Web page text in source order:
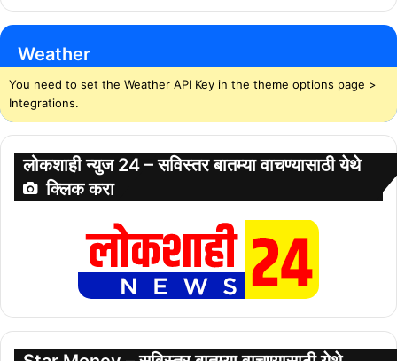
Weather
You need to set the Weather API Key in the theme options page >
Integrations.
लोकशाही न्युज 24 – सविस्तर बातम्या वाचण्यासाठी येथे
क्लिक करा